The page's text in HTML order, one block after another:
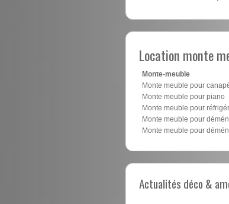
Location monte
Monte-meuble
Monte meuble pour
Monte meuble pour piano
Monte meuble pour
Monte meuble pour
Monte meuble pour
Actualités déco &